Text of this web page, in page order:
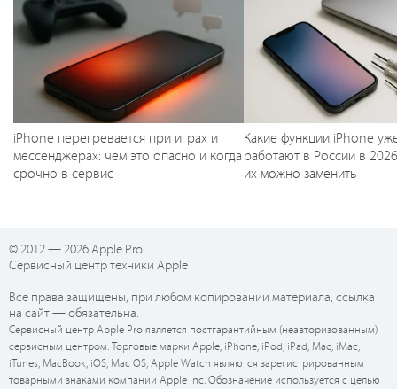
iPhone перегревается при играх и
мессенджерах: чем это опасно и когда
срочно в сервис
Какие функции iPhone
работают в России в
их можно заменить
© 2012 — 2026 Apple Pro
Сервисный центр техники Apple
Все права защищены, при любом копировании материала, ссылка
на сайт — обязательна.
Сервисный центр Apple Pro является постгарантийным (неавторизованным)
сервисным центром. Торговые марки Apple, iPhone, iPod, iPad, Mac, iMac,
iTunes, MacBook, iOS, Mac OS, Apple Watch являются зарегистрированным
товарными знаками компании Apple Inc. Обозначение используется с целью